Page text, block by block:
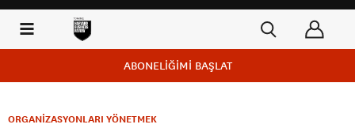
ABONELİĞİMİ BAŞLAT
ORGANİZASYONLARI YÖNETMEK